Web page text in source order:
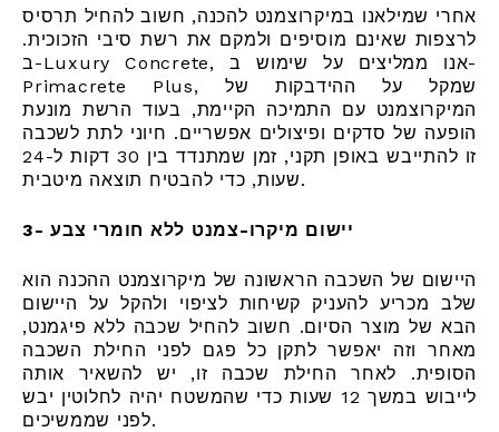
אחרי שמילאנו במיקרוצמנט להכנה, חשוב להחיל תרסיס
לרצפות שאינם מוסיפים ולמקם את רשת סיבי הזכוכית.
ב-Luxury Concrete, אנו ממליצים על שימוש ב-
Primacrete Plus, שמקל על ההידבקות של
המיקרוצמנט עם התמיכה הקיימת, בעוד הרשת מונעת
הופעה של סדקים ופיצולים אפשריים. חיוני לתת לשכבה
זו להתייבש באופן תקני, זמן שמתנדד בין 30 דקות ל-24
שעות, כדי להבטיח תוצאה מיטבית.
3- יישום מיקרו-צמנט ללא חומרי צבע
היישום של השכבה הראשונה של מיקרוצמנט ההכנה הוא
שלב מכריע להעניק קשיחות לציפוי ולהקל על היישום
הבא של מוצר הסיום. חשוב להחיל שכבה ללא פיגמנט,
מאחר וזה יאפשר לתקן כל פגם לפני החילת השכבה
הסופית. לאחר החילת שכבה זו, יש להשאיר אותה
לייבוש במשך 12 שעות כדי שהמשטח יהיה לחלוטין יבש
לפני שממשיכים.